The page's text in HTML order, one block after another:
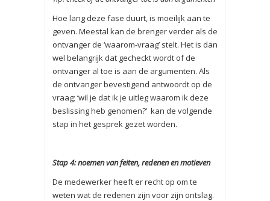
Hoe lang deze fase duurt, is moeilijk aan te
geven. Meestal kan de brenger verder als de
ontvanger de ‘waarom-vraag’ stelt. Het is dan
wel belangrijk dat gecheckt wordt of de
ontvanger al toe is aan de argumenten. Als
de ontvanger bevestigend antwoordt op de
vraag; ‘wil je dat ik je uitleg waarom ik deze
beslissing heb genomen?’ kan de volgende
stap in het gesprek gezet worden.
Stap 4: noemen van feiten, redenen en motieven
De medewerker heeft er recht op om te
weten wat de redenen zijn voor zijn ontslag.